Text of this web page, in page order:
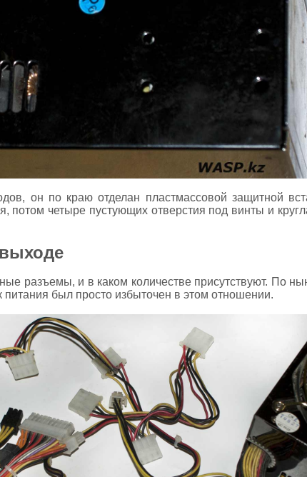
он по краю отделан пластмассовой защитной
потом четыре пустующих отверстия под винты и
разъемы, и в каком количестве присутствуют. По
питания был просто избыточен в этом отношении.